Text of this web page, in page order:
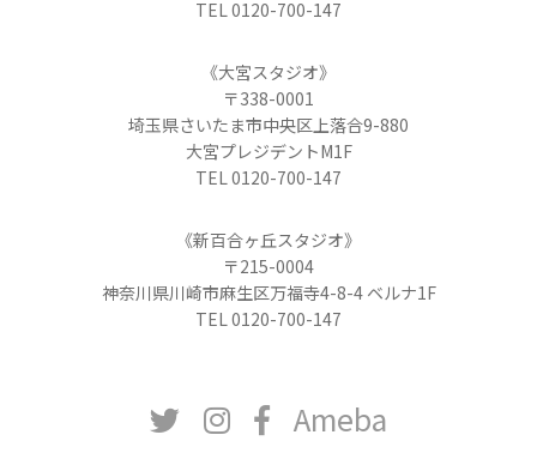
TEL 0120-700-147
《大宮スタジオ》
〒338-0001
埼玉県さいたま市中央区上落合9-880
大宮プレジデントM1F
TEL 0120-700-147
《新百合ヶ丘スタジオ》
〒215-0004
神奈川県川崎市麻生区万福寺4-8-4 ベルナ1F
TEL 0120-700-147
Ameba